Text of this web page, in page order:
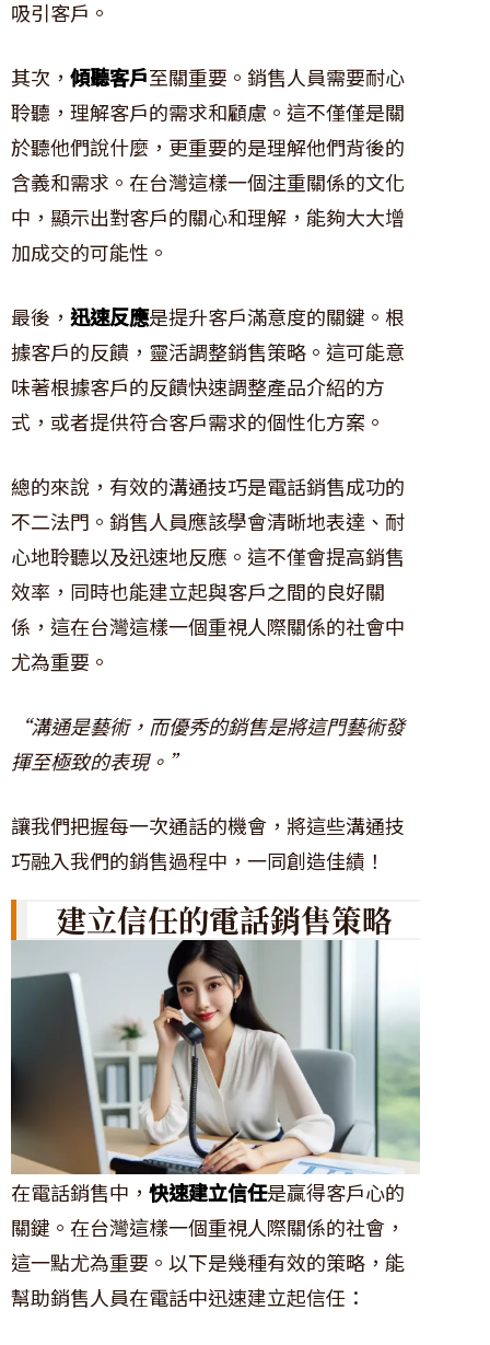
吸引客戶。
其次， 傾聽客戶至關重要。銷售人員需要耐心
聆聽，理解客戶的需求和顧慮。這不僅僅是關
於聽他們說什麼，更重要的是理解他們背後的
含義和需求。在台灣這樣一個注重關係的文化
中，顯示出對客戶的關心和理解，能夠大大增
加成交的可能性。
最後， 迅速反應是提升客戶滿意度的關鍵。根
據客戶的反饋，靈活調整銷售策略。這可能意
味著根據客戶的反饋快速調整產品介紹的方
式，或者提供符合客戶需求的個性化方案。
總的來說，有效的溝通技巧是電話銷售成功的
不二法門。銷售人員應該學會清晰地表達、耐
心地聆聽以及迅速地反應。這不僅會提高銷售
效率，同時也能建立起與客戶之間的良好關
係，這在台灣這樣一個重視人際關係的社會中
尤為重要。
“溝通是藝術，而優秀的銷售是將這門藝術發
揮至極致的表現。”
讓我們把握每一次通話的機會，將這些溝通技
巧融入我們的銷售過程中，一同創造佳績！
建立信任的電話銷售策略
在電話銷售中， 快速建立信任是贏得客戶心的
關鍵。在台灣這樣一個重視人際關係的社會，
這一點尤為重要。以下是幾種有效的策略，能
幫助銷售人員在電話中迅速建立起信任：